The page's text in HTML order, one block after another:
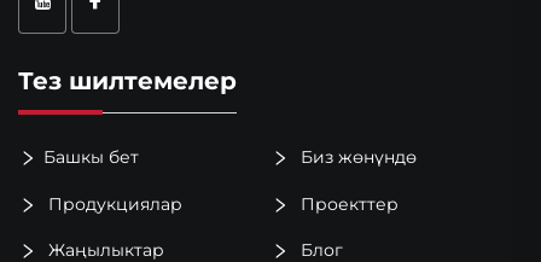
Тез шилтемелер
Башкы бет Биз жөнүндө
Продукциялар Проекттер
Жаңылыктар Блог